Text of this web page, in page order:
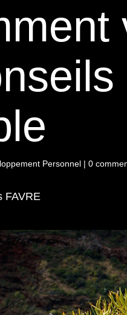
Personnel |0
FAVRE